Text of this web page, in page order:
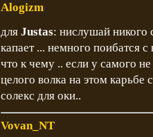
Alogizm
для Justas: нислушай никого
капает ... немного поибатся
что к чему .. если у самого
целого волка на этом карьбе
солекс для оки..
Vovan_NT